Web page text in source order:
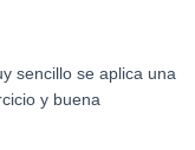
sencillo se aplica una
y buena